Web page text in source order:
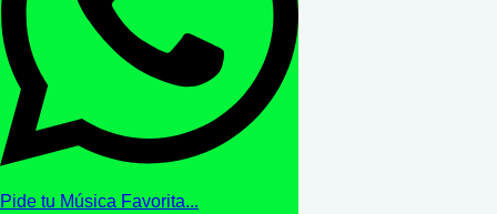
Pide tu Música Favorita...